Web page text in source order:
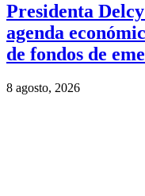
Presidenta
agenda
de fondos de
8 agosto, 2026